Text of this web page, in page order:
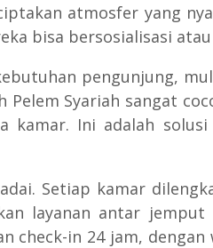
atmosfer yang
bisa bersosialisasi
pengunjung,
Syariah sangat
kamar. Ini adalah
Setiap kamar
layanan antar
in 24 jam,